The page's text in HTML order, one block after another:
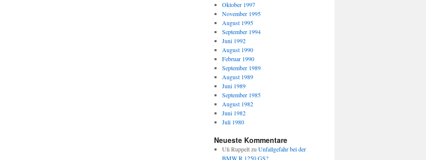
Oktober 1997
November 1995
August 1995
September 1994
Juni 1992
August 1990
Februar 1990
September 1989
August 1989
Juni 1989
September 1985
August 1982
Juni 1982
Juli 1980
Neueste Kommentare
Uli Ruppeltzu Unfallgefahr bei der
BMW R 1250 GS?